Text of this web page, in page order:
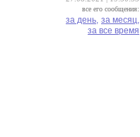
все его сообщения:
за день, за месяц,
за все время